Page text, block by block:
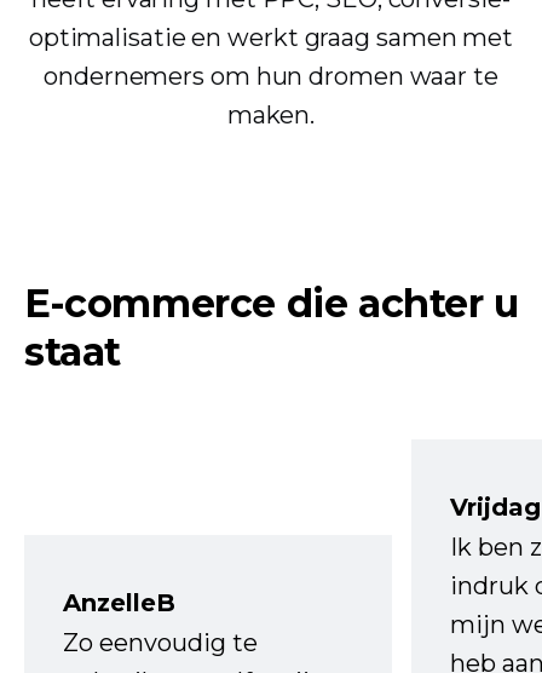
optimalisatie en werkt graag samen met
ondernemers om hun dromen waar te
maken.
E-commerce die achter u
staat
AnzelleB
Zo eenvoudig te
Ik ben
indruk
mijn
heb